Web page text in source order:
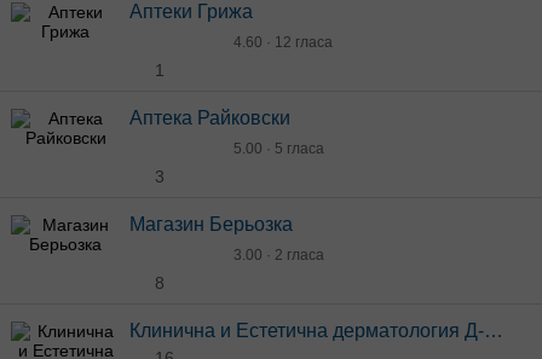
Аптеки Грижа
4.60 · 12 гласа
1
Аптека Райковски
5.00 · 5 гласа
3
Магазин Берьозка
3.00 · 2 гласа
8
Клинична и Естетична дерматология Д-р Носач